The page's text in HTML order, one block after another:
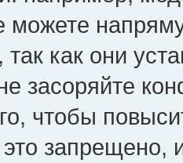
как они
засоряйте
чтобы
запрещено,